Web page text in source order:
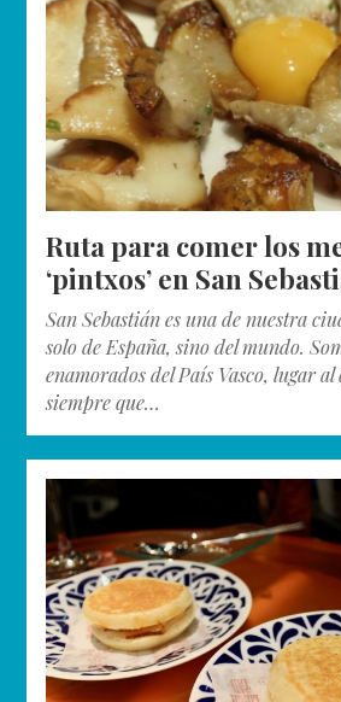
Ruta para comer los
‘pintxos’ en San
San Sebastián es una de nuestra
solo de España, sino del mundo.
enamorados del País Vasco, lugar al
siempre que…